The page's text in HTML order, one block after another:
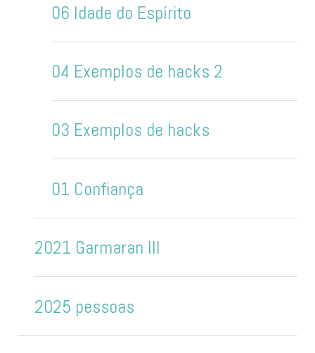
06 Idade do Espírito
04 Exemplos de hacks 2
03 Exemplos de hacks
01 Confiança
2021 Garmaran III
2025 pessoas